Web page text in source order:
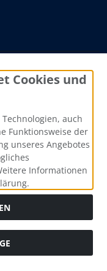
Cookies und
auch
Funktionsweise der
unseres Angebotes
Informationen